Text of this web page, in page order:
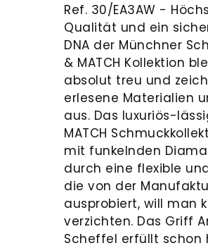
Ref. 30/EA3AW -
Qualität und ein
DNA der Münchner
& MATCH Kollektion
absolut treu und
erlesene Materialien
aus. Das luxuriös-
MATCH
mit funkelnden
durch eine flexible
die von der
ausprobiert, will man
verzichten. Das Griff
Scheffel erfüllt schon